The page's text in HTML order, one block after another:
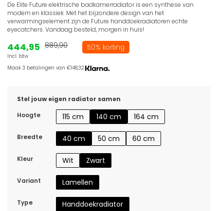
De Elite Future elektrische badkamerradiator is een synthese van
modern en klassiek. Met het bijzondere design van het
verwarmingselement zijn de Future handdoekradiatoren echte
eyecatchers. Vandaag besteld, morgen in huis!
444,95
Incl. btw
889,90 50% korting
Maak 3 betalingen van €148,32.
Stel jouw eigen radiator samen
Hoogte
115 cm 140 cm 164 cm
Breedte 40 cm 50 cm 60 cm
Kleur Wit Zwart
Variant Lamellen
Type Handdoekradiator